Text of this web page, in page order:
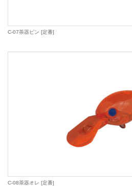
C-07茶器ピン [定番]
C-08茶器オレ [定番]